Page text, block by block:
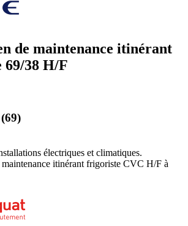
de maintenance itinérant
38 H/F
électriques et climatiques.
maintenance itinérant frigoriste CVC H/F à